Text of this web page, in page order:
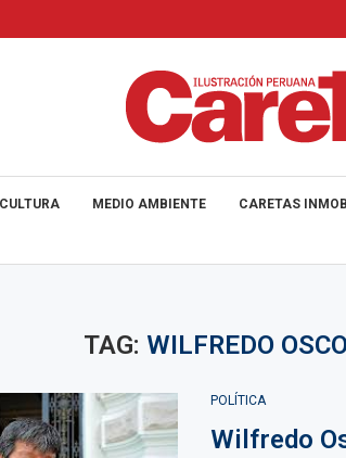
CULTURA MEDIO AMBIENTE CARETAS
TAG: WILFREDO
POLÍTICA
Wilfredo